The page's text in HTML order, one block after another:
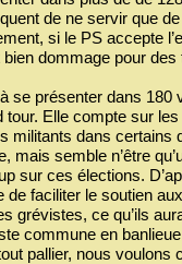
de ne servir que
si le PS accepte
dommage pour
se présenter dans
Elle compte sur
militants dans
mais semble n’être
sur ces élections.
de faciliter le soutien
grévistes, ce qu’ils
commune en
pallier, nous